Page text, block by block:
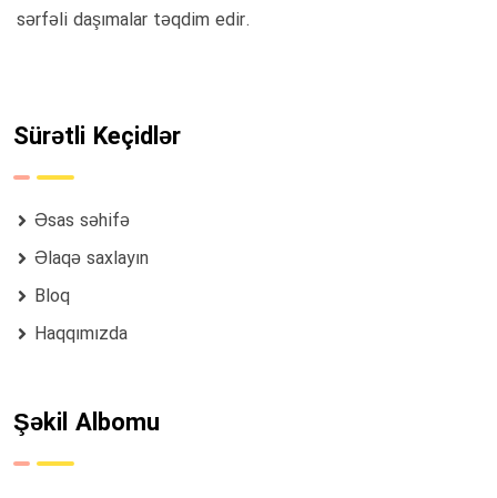
sərfəli daşımalar təqdim edir.
Sürətli Keçidlər
Əsas səhifə
Əlaqə saxlayın
Bloq
Haqqımızda
Şəkil Albomu